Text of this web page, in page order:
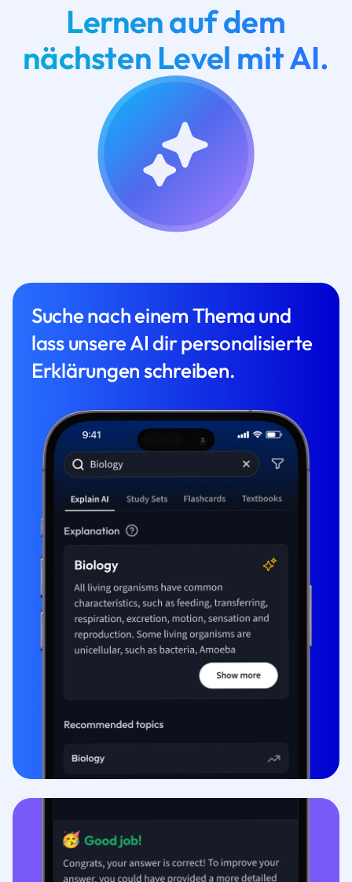
Lernen auf dem
nächsten Level mit AI.
Suche nach einem Thema und
lass unsere AI dir personalisierte
Erklärungen schreiben.